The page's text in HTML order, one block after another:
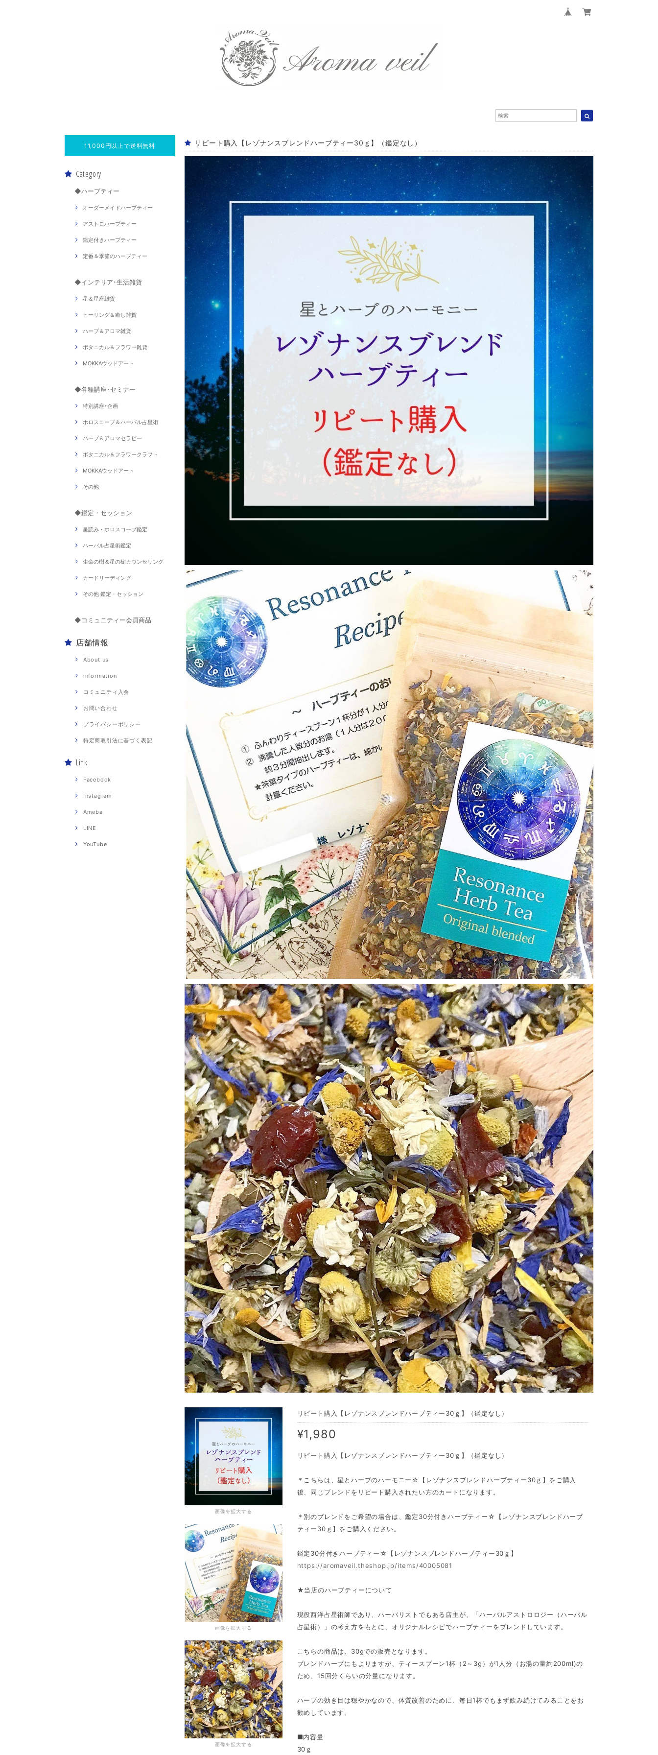
11,000円以上で送料無料
Category
◆ハーブティー
オーダーメイドハーブティー
アストロハーブティー
鑑定付きハーブティー
定番＆季節のハーブティー
◆インテリア･生活雑貨
星＆星座雑貨
ヒーリング＆癒し雑貨
ハーブ＆アロマ雑貨
ボタニカル＆フラワー雑貨
MOKKAウッドアート
◆各種講座･セミナー
特別講座･企画
ホロスコープ＆ハーバル占星術
ハーブ＆アロマセラピー
ボタニカル＆フラワークラフト
MOKKAウッドアート
その他
◆鑑定・セッション
星読み・ホロスコープ鑑定
ハーバル占星術鑑定
生命の樹＆星の樹カウンセリング
カードリーディング
その他 鑑定・セッション
◆コミュニティー会員商品
店舗情報
About us
information
コミュニティ入会
お問い合わせ
プライバシーポリシー
特定商取引法に基づく表記
Link
Facebook
Instagram
Ameba
LINE
YouTube
リピート購入【レゾナンスブレンドハーブティー30ｇ】（鑑定なし）
画像を拡大する
画像を拡大する
画像を拡大する
リピート購入【レゾナンスブレンドハーブティー30ｇ】（鑑定なし）
¥1,980
リピート購入【レゾナンスブレンドハーブティー30ｇ】（鑑定なし）
＊こちらは、星とハーブのハーモニー☆【レゾナンスブレンドハーブティー30ｇ】をご購入
後、同じブレンドをリピート購入されたい方のカートになります。
＊別のブレンドをご希望の場合は、鑑定30分付きハーブティー☆【レゾナンスブレンドハーブ
ティー30ｇ】をご購入ください。
鑑定30分付きハーブティー☆【レゾナンスブレンドハーブティー30ｇ】
https://aromaveil.theshop.jp/items/40005081
★当店のハーブティーについて
現役西洋占星術師であり、ハーバリストでもある店主が、「ハーバルアストロロジー（ハーバル
占星術）」の考え方をもとに、オリジナルレシピでハーブティーをブレンドしています。
こちらの商品は、30gでの販売となります。
ブレンドハーブにもよりますが、ティースプーン1杯（2～3g）が1人分（お湯の量約200ml)の
ため、15回分くらいの分量になります。
ハーブの効き目は穏やかなので、体質改善のために、毎日1杯でもまず飲み続けてみることをお
勧めしています。
■内容量
30ｇ